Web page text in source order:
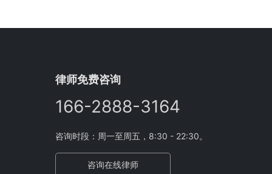
律师免费咨询
166-2888-3164
咨询时段：周一至周五，8:30 - 22:30。
咨询在线律师